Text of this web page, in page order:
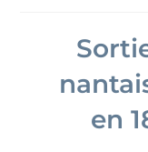
en